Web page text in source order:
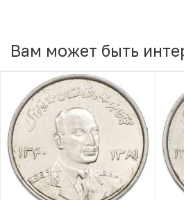
Вам может быть